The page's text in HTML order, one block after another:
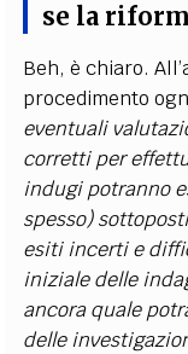
se la
Beh, è chiaro.
procedimento
eventuali
corretti per
indugi potranno
spesso)
esiti incerti e
iniziale delle
ancora quale
delle